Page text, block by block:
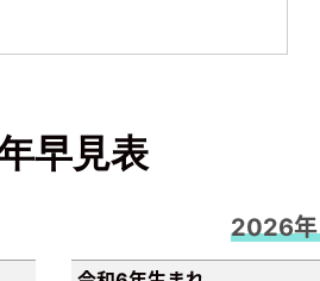
早見表
2026年